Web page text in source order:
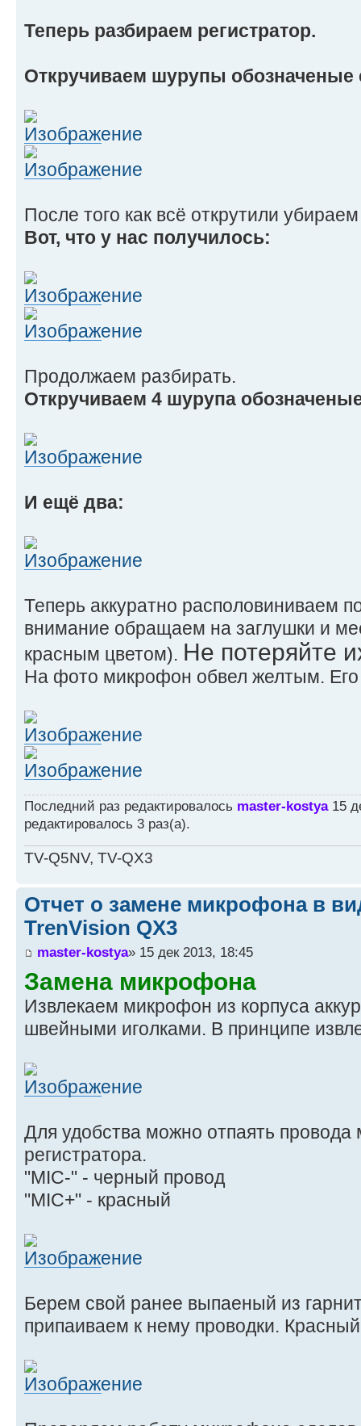
Теперь разбираем регистратор.
Откручиваем шурупы обозначеные
После того как всё открутили
Вот, что у нас получилось:
Продолжаем разбирать.
Откручиваем 4 шурупа
И ещё два:
Теперь аккуратно располовиниваем
внимание обращаем на заглушки и
красным цветом). Не потеряйте
На фото микрофон обвел желтым.
Последний раз редактировалось master-kostya15
редактировалось 3 раз(а).
TV-Q5NV, TV-QX3
Отчет о замене микрофона в
TrenVision QX3
master-kostya» 15 дек 2013, 18:45
Замена микрофона
Извлекаем микрофон из корпуса
швейными иголками. В принципе
Для удобства можно отпаять
регистратора.
"MIC-" - черный провод
"MIC+" - красный
Берем свой ранее выпаеный из
припаиваем к нему проводки.